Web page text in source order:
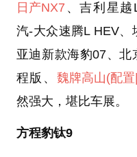
日产NX7 、吉利星越
汽-大众速腾L HEV、
亚迪新款海豹07、北
程版、 魏牌高山(配置
然强大，堪比车展。
方程豹钛9